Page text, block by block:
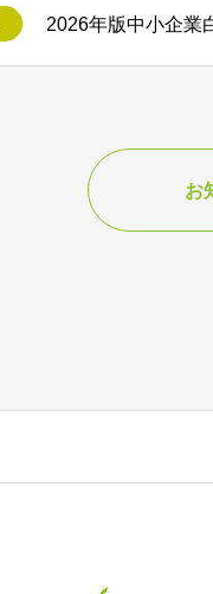
2026年版中小企
お